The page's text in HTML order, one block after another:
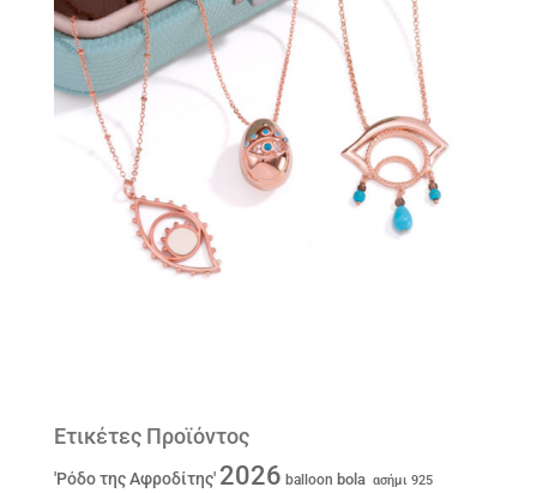
Ετικέτες Προϊόντος
'Ρόδο της Αφροδίτης' 2026 balloon bola ασήμι 925